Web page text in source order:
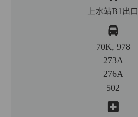
上水站B1出口
70K, 978
273A
276A
502